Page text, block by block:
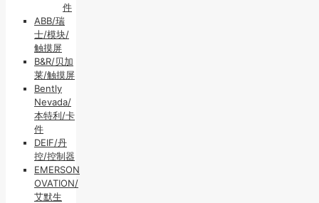
件
ABB/瑞
士/模块/
触摸屏
B&R/贝加
莱/触摸屏
Bently
Nevada/
本特利/卡
件
DEIF/丹
控/控制器
EMERSON
OVATION/
艾默生